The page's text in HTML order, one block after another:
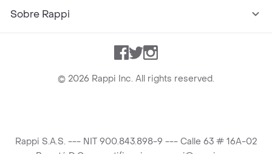
Sobre Rappi
Facebook
TwitterInstagram
© 2026 Rappi Inc. All rights reserved.
Rappi S.A.S. --- NIT 900.843.898-9 --- Calle 63 # 16A-02